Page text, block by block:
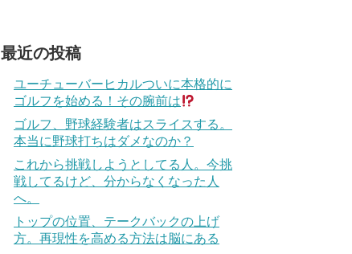
最近の投稿
ユーチューバーヒカルついに本格的に
ゴルフを始める！その腕前は
ゴルフ、野球経験者はスライスする。
本当に野球打ちはダメなのか？
これから挑戦しようとしてる人。今挑
戦してるけど、分からなくなった人
へ。
トップの位置、テークバックの上げ
方。再現性を高める方法は脳にある